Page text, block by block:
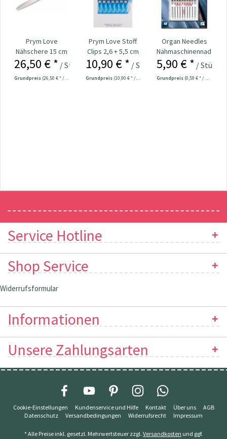
Prym Love
Nähschere 15 cm
Nr. 610541
26,50 € * / Stück
Grundpreis (26,50 € * / 1 Stück)
Prym Love Stoff
Clips 2,6 + 5,5 cm
Nr. 610182
10,90 € * / Stück
Grundpreis (10,90 € * / 1 Stück)
Organ Needles
Nähmaschinennadeln
130/705 Universal
5,90 € * / Stück
Grundpreis (0,59 € * / 1 Stück)
Service Hotline
Shop Service
Widerrufsformular
Informationen
Unsere Zahlungsarten
Cookie-Einstellungen Kundenservice und Hilfe Kontakt Über uns
AGB
Datenschutz
Versandbedingungen Widerrufsrecht Impressum
* Alle Preise inkl. gesetzl. Mehrwertsteuer zzgl. Versandkosten und ggf.